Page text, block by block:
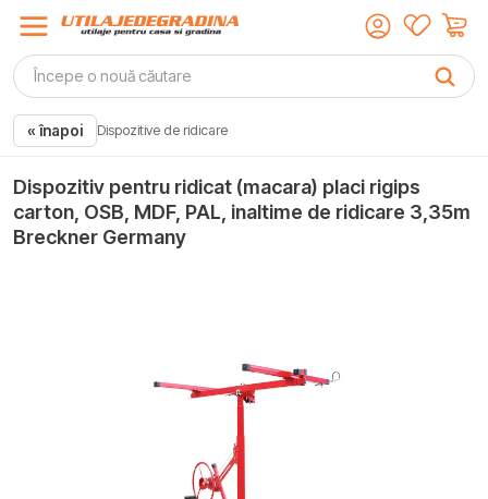
« înapoi Dispozitive de ridicare
Dispozitiv pentru ridicat (macara) placi rigips
carton, OSB, MDF, PAL, inaltime de ridicare 3,35m
Breckner Germany